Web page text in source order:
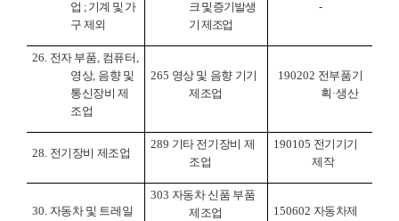
업 ; 기계 및 가
구 제외
크 및 증기발생
기 제조업
-
26. 전자 부품, 컴퓨터 ,
영상, 음향 및
통신장비 제
조업
265 영상 및 음향 기기
제조업
190202 전부품기
획 ·생산
28. 전기장비 제조업
289 기타 전기장비 제
조업
190105 전기기기
제작
30. 자동차 및 트레일
303 자동차 신품 부품
제조업
150602 자동차제